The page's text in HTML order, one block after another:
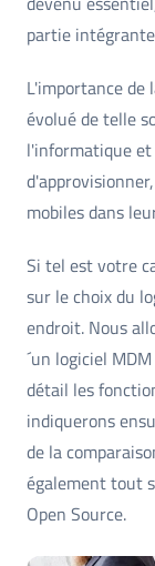
partie
L'importance de
évolué de telle
l'informatique et
mobiles dans
Si tel est votre
sur le choix du
endroit. Nous
´un logiciel
détail les
indiquerons
de la
également tout
Open Source.